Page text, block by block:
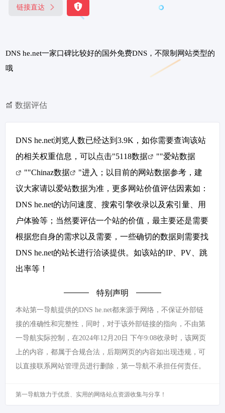
链接直达
DNS he.net一家口碑比较好的国外免费DNS，不限制网站类型的
哦
数据评估
DNS he.net浏览人数已经达到3.9K，如你需要查询该站
的相关权重信息，可以点击"5118数据 ""爱站数据
""Chinaz数据
"进入；以目前的网站数据参考，建
议大家请以爱站数据为准，更多网站价值评估因素如：
DNS he.net的访问速度、搜索引擎收录以及索引量、用
户体验等；当然要评估一个站的价值，最主要还是需要
根据您自身的需求以及需要，一些确切的数据则需要找
DNS he.net的站长进行洽谈提供。如该站的IP、PV、跳
出率等！
特别声明
本站第一导航提供的DNS he.net都来源于网络，不保证外部链
接的准确性和完整性，同时，对于该外部链接的指向，不由第
一导航实际控制，在2024年12月20日 下午9:08收录时，该网页
上的内容，都属于合规合法，后期网页的内容如出现违规，可
以直接联系网站管理员进行删除，第一导航不承担任何责任。
第一导航致力于优质、实用的网络站点资源收集与分享！